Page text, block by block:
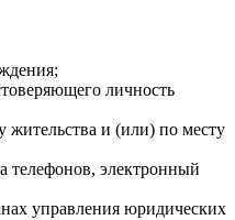
личность
жительства и (или) по месту
телефонов, электронный
управления юридических